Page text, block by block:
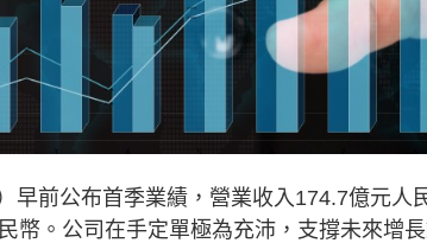
前公布首季業績，營業收入174.7億元人
幣。公司在手定單極為充沛，支撐未來增